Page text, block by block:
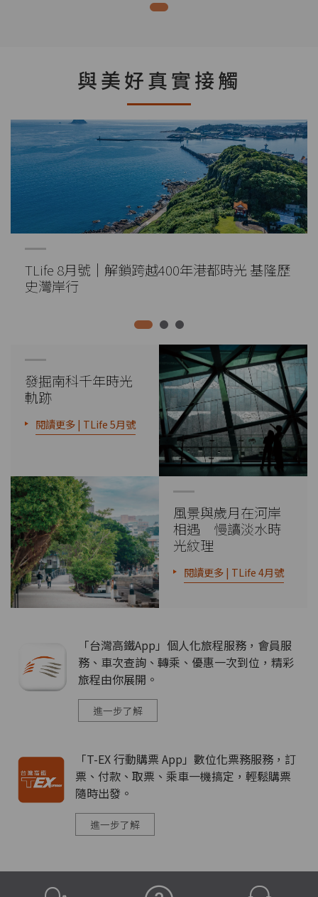
與美好真實接觸
TLife 8月號｜解鎖跨越400年港都時光 基隆歷
史灣岸行
發掘南科千年時光
軌跡
閱讀更多 | TLife 5月號
風景與歲月在河岸
相遇 慢讀淡水時
光紋理
閱讀更多 | TLife 4月號
「台灣高鐵App」個人化旅程服務，會員服
務、車次查詢、轉乘、優惠一次到位，精彩
旅程由你展開。
進一步了解
「T-EX 行動購票 App」數位化票務服務，訂
票、付款、取票、乘車一機搞定，輕鬆購票
隨時出發。
進一步了解